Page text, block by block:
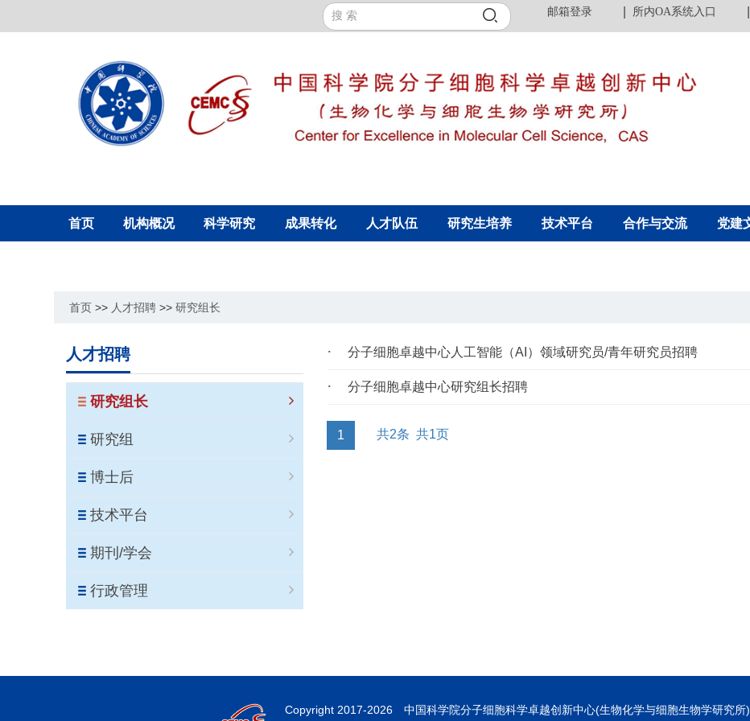
邮箱登录 所内OA系统入口
首页 机构概况 科学研究 成果转化 人才队伍 研究生培养 技术平台 合作与交流 党建
首页 >> 人才招聘 >>研究组长
人才招聘
研究组长
研究组
博士后
技术平台
期刊/学会
行政管理
分子细胞卓越中心人工智能（AI）领域研究员/青年研究员招聘
分子细胞卓越中心研究组长招聘
1 共2条 共1页
Copyright 2017-2026 中国科学院分子细胞科学卓越创新中心(生物化学与细胞生物学研究